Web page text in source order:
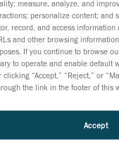
measure, analyze, and
personalize content;
record, and access
and other browsing
If you continue to browse
to operate and enable
“Accept,” “Reject,” or
the link in the footer of this
Accept